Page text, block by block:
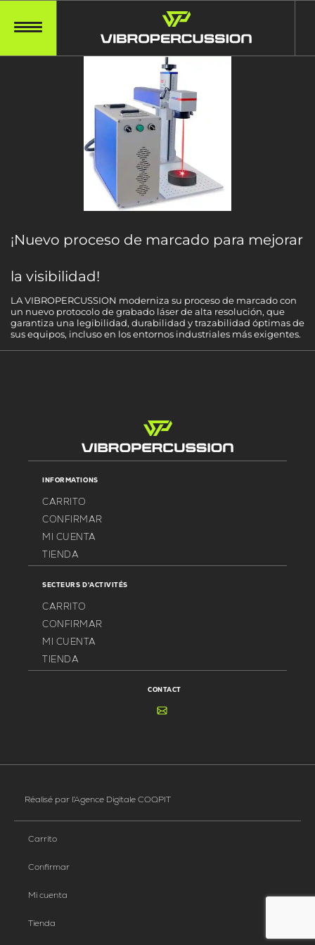
¡Nuevo proceso de marcado para mejorar
la visibilidad!
LA VIBROPERCUSSION moderniza su proceso de marcado con
un nuevo protocolo de grabado láser de alta resolución, que
garantiza una legibilidad, durabilidad y trazabilidad óptimas de
sus equipos, incluso en los entornos industriales más exigentes.
INFORMATIONS
CARRITO
CONFIRMAR
MI CUENTA
TIENDA
SECTEURS D'ACTIVITÉS
CARRITO
CONFIRMAR
MI CUENTA
TIENDA
CONTACT
Réalisé par l’Agence Digitale COQPIT
Carrito
Confirmar
Mi cuenta
Tienda